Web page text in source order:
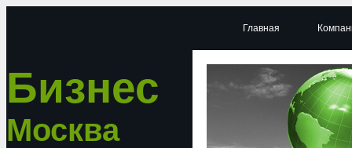
Бизнес
Москва
Главная